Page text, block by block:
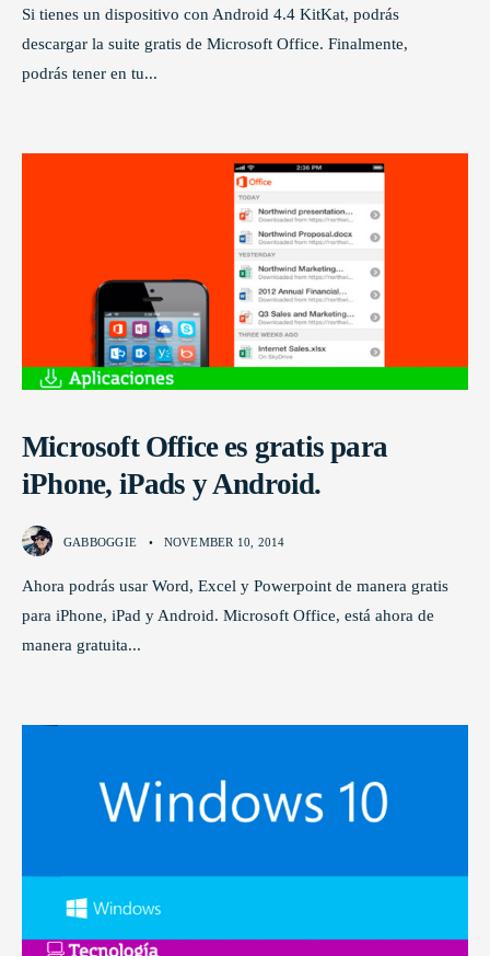
Si tienes un dispositivo con Android 4.4 KitKat, podrás
descargar la suite gratis de Microsoft Office. Finalmente,
podrás tener en tu...
Microsoft Office es gratis para
iPhone, iPads y Android.
GABBOGGIE • NOVEMBER 10, 2014
Ahora podrás usar Word, Excel y Powerpoint de manera gratis
para iPhone, iPad y Android. Microsoft Office, está ahora de
manera gratuita...